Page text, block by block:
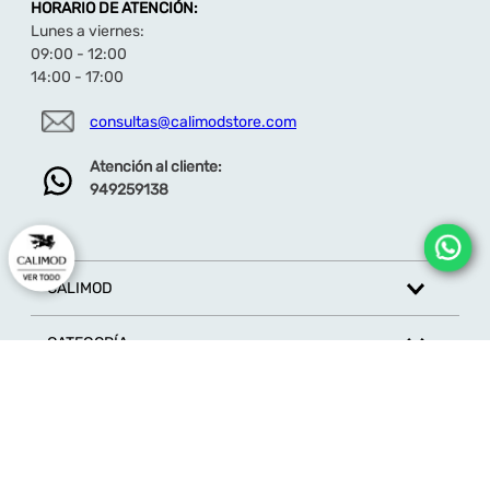
moderno. Compleméntalo con una mochila de
cuero o cinturón trenzado para un look
equilibrado.
¿Para qué ocasiones es ideal?
informales o escapadas fuera de la ciudad. Un
básico versátil que no puede faltar en el clóset
Descubre más modelos de zapatos casuales aquí
HORARIO DE ATENCIÓN:
Lunes a viernes:
09:00 - 12:00
14:00 - 17:00
consultas@calimodstore.com
Atención al cliente:
949259138
CALIMOD
CATEGORÍA